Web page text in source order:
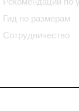
Гид по размерам
Сотрудничество